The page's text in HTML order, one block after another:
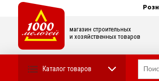
магазин строительных
и хозяйственных товаров
Каталог товаров